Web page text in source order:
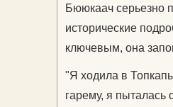
Бююкаач серьезно
исторические
ключевым, она
"Я ходила в
гарему, я пыталась